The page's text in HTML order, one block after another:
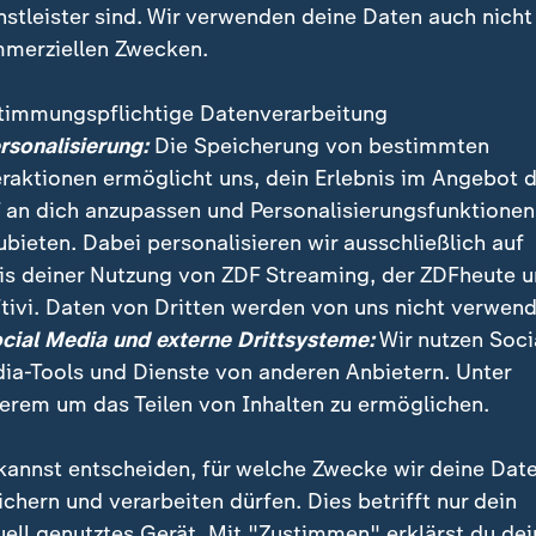
Menschen auf die Straße gegangen, um
in ihrem Land zu protestieren. Bolivien leidet unter
sind. Wir verwenden deine Daten auch nicht
Zwecken.
Datenverarbeitung
Die Speicherung von bestimmten
ermöglicht uns, dein Erlebnis im Angebot
an dich anzupassen und Personalisierungsfunktionen
Dabei personalisieren wir ausschließlich auf
deiner Nutzung von ZDF Streaming, der ZDFheute
Daten von Dritten werden von uns nicht
Media und externe Drittsysteme:Wir nutzen
Tools und Dienste von anderen Anbietern. Unter
um das Teilen von Inhalten zu ermöglichen.
entscheiden, für welche Zwecke wir deine
und verarbeiten dürfen. Dies betrifft nur dein